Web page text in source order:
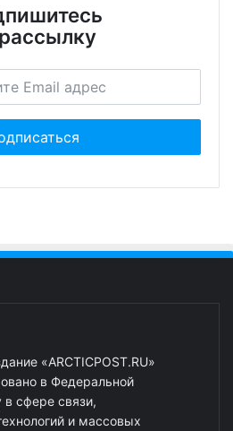
«ARCTICPOST.RU»
в Федеральной
сфере связи,
и массовых